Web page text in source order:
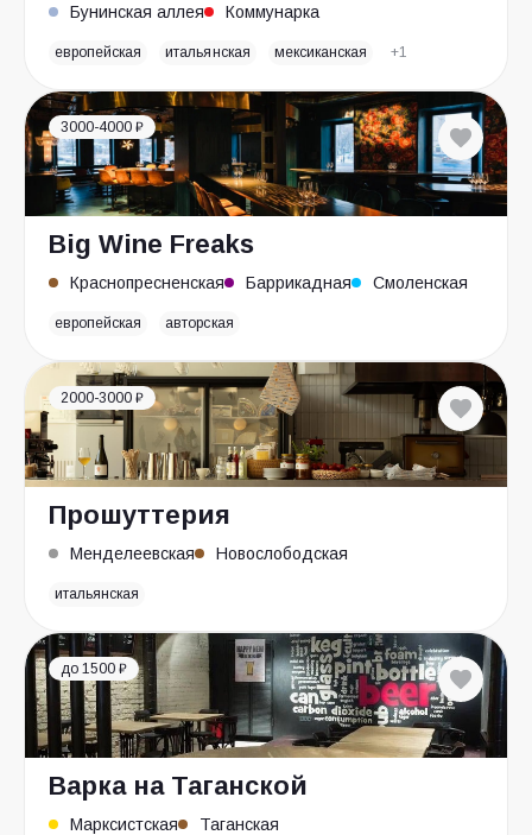
Бунинская аллея Коммунарка
европейская итальянская мексиканская +1
3000-4000 ₽
Big Wine Freaks
Краснопресненская Баррикадная Смоленская
европейская авторская
2000-3000 ₽
Прошуттерия
Менделеевская Новослободская
итальянская
до 1500 ₽
Варка на Таганской
Марксистская Таганская